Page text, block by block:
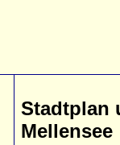
Stadtplan
Mellensee